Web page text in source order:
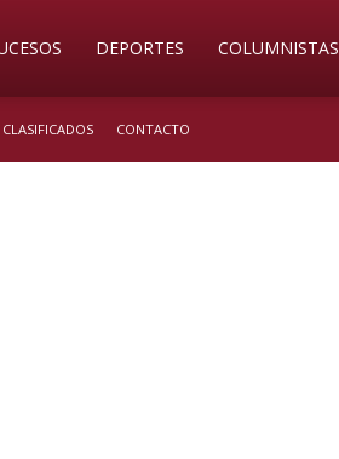
DEPORTES COLUMNISTAS
CLASIFICADOS CONTACTO